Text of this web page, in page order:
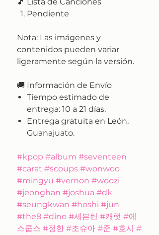
🎵 Lista de Canciones
Pendiente
Nota: Las imágenes y
contenidos pueden variar
ligeramente según la versión.
🚚 Información de Envío
Tiempo estimado de
entrega: 10 a 21 días.
Entrega gratuita en León,
Guanajuato.
#kpop #album #seventeen
#carat #scoups #wonwoo
#mingyu #vernon #woozi
#jeonghan #joshua #dk
#seungkwan #hoshi #jun
#the8 #dino #세븐틴 #캐럿 #에
스쿱스 #정한 #조슈아 #준 #호시 #